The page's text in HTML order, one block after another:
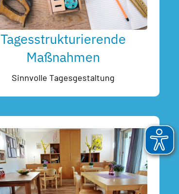
Tagesstrukturierende
Maßnahmen
Sinnvolle Tagesgestaltung